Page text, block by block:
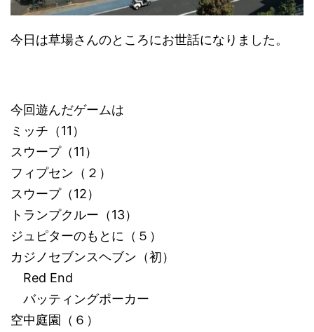
今日は草場さんのところにお世話になりました。
今回遊んだゲームは
ミッチ（11）
スウープ（11）
フィプセン（２）
スウープ（12）
トランプクルー（13）
ジュピターのもとに（５）
カジノセブンスヘブン（初）
Red End
バッティングポーカー
空中庭園（６）